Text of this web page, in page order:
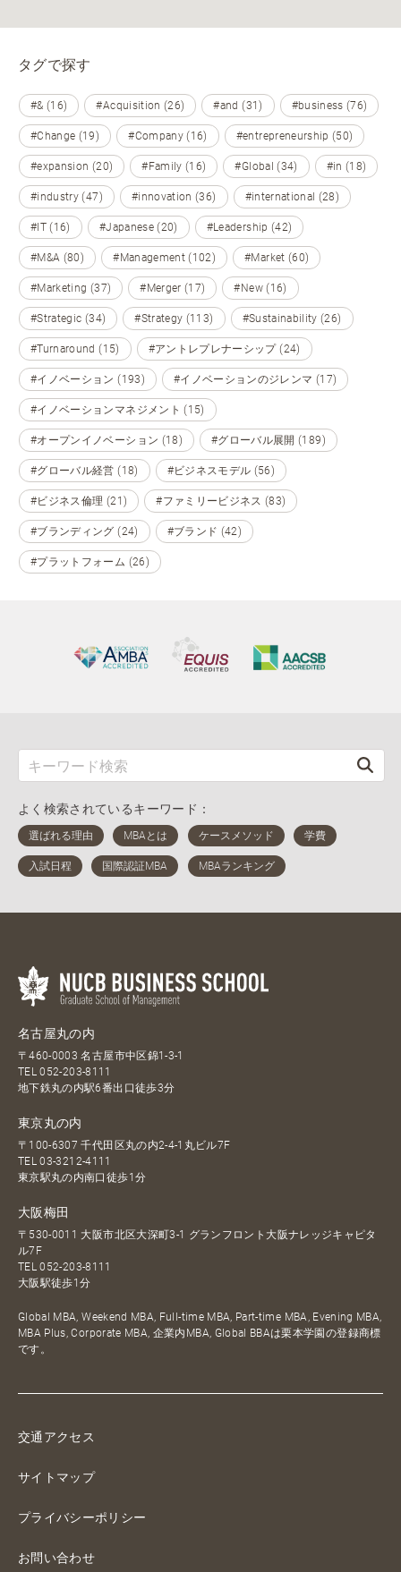
タグで探す
#& (16) #Acquisition (26) #and (31) #business (76)
#Change (19) #Company (16) #entrepreneurship (50)
#expansion (20) #Family (16) #Global (34) #in (18)
#industry (47) #innovation (36) #international (28)
#IT (16) #Japanese (20) #Leadership (42)
#M&A (80) #Management (102) #Market (60)
#Marketing (37) #Merger (17) #New (16)
#Strategic (34) #Strategy (113) #Sustainability (26)
#Turnaround (15) #アントレプレナーシップ (24)
#イノベーション (193) #イノベーションのジレンマ (17)
#イノベーションマネジメント (15)
#オープンイノベーション (18) #グローバル展開 (189)
#グローバル経営 (18) #ビジネスモデル (56)
#ビジネス倫理 (21) #ファミリービジネス (83)
#ブランディング (24) #ブランド (42)
#プラットフォーム (26)
よく検索されているキーワード：
名古屋丸の内
〒460-0003 名古屋市中区錦1-3-1
TEL052-203-8111
地下鉄丸の内駅6番出口徒歩3分
東京丸の内
〒100-6307 千代田区丸の内2-4-1丸ビル7F
TEL03-3212-4111
東京駅丸の内南口徒歩1分
大阪梅田
〒530-0011 大阪市北区大深町3-1 グランフロント大阪ナレッジキャピタ
ル7F
TEL052-203-8111
大阪駅徒歩1分
Global MBA, Weekend MBA, Full-time MBA, Part-time MBA, Evening MBA,
MBA Plus, Corporate MBA, 企業内MBA, Global BBAは栗本学園の登録商標
です。
交通アクセス
サイトマップ
プライバシーポリシー
お問い合わせ